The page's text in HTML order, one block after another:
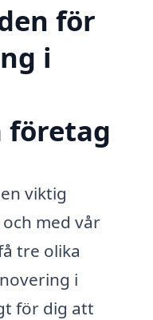
för
i
företag
viktig
med vår
tre olika
i
för dig att